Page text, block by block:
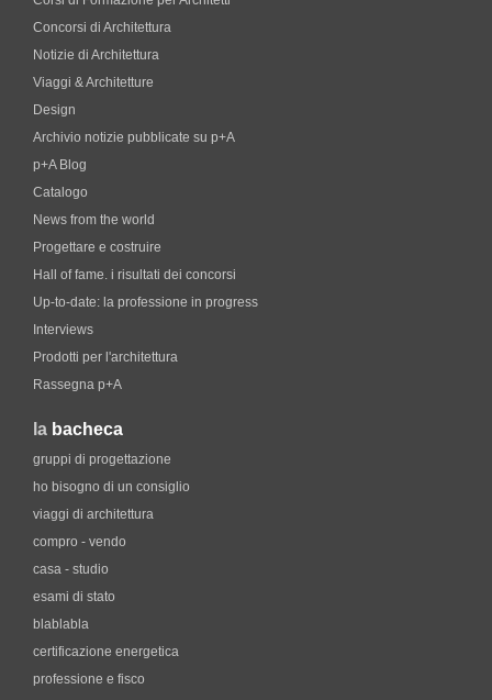
Concorsi di Architettura
Notizie di Architettura
Viaggi & Architetture
Design
Archivio notizie pubblicate su p+A
p+A Blog
Catalogo
News from the world
Progettare e costruire
Hall of fame. i risultati dei concorsi
Up-to-date: la professione in progress
Interviews
Prodotti per l'architettura
Rassegna p+A
la bacheca
gruppi di progettazione
ho bisogno di un consiglio
viaggi di architettura
compro - vendo
casa - studio
esami di stato
blablabla
certificazione energetica
professione e fisco